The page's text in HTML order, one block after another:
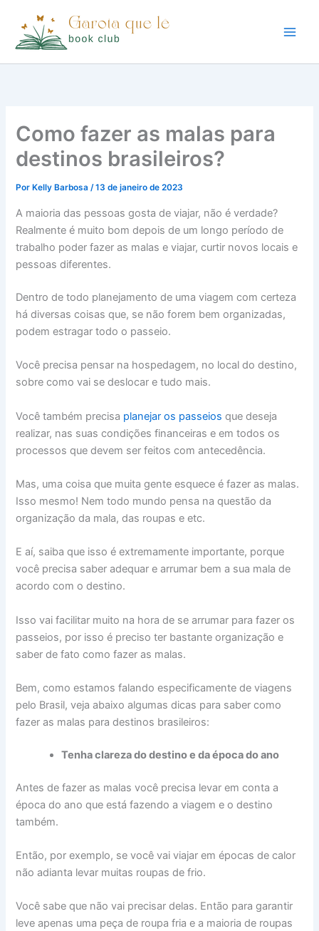
Como fazer as malas para
destinos brasileiros?
Por Kelly Barbosa/13 de janeiro de 2023
A maioria das pessoas gosta de viajar, não é verdade?
Realmente é muito bom depois de um longo período de
trabalho poder fazer as malas e viajar, curtir novos locais e
pessoas diferentes.
Dentro de todo planejamento de uma viagem com certeza
há diversas coisas que, se não forem bem organizadas,
podem estragar todo o passeio.
Você precisa pensar na hospedagem, no local do destino,
sobre como vai se deslocar e tudo mais.
Você também precisa planejar os passeios que deseja
realizar, nas suas condições financeiras e em todos os
processos que devem ser feitos com antecedência.
Mas, uma coisa que muita gente esquece é fazer as malas.
Isso mesmo! Nem todo mundo pensa na questão da
organização da mala, das roupas e etc.
E aí, saiba que isso é extremamente importante, porque
você precisa saber adequar e arrumar bem a sua mala de
acordo com o destino.
Isso vai facilitar muito na hora de se arrumar para fazer os
passeios, por isso é preciso ter bastante organização e
saber de fato como fazer as malas.
Bem, como estamos falando especificamente de viagens
pelo Brasil, veja abaixo algumas dicas para saber como
fazer as malas para destinos brasileiros:
Tenha clareza do destino e da época do ano
Antes de fazer as malas você precisa levar em conta a
época do ano que está fazendo a viagem e o destino
também.
Então, por exemplo, se você vai viajar em épocas de calor
não adianta levar muitas roupas de frio.
Você sabe que não vai precisar delas. Então para garantir
leve apenas uma peça de roupa fria e a maioria de roupas